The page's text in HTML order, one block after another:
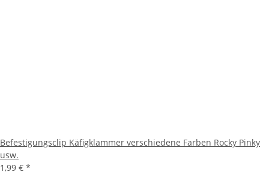
Befestigungsclip Käfigklammer verschiedene Farben Rocky Pinky
usw.
1,99 € *